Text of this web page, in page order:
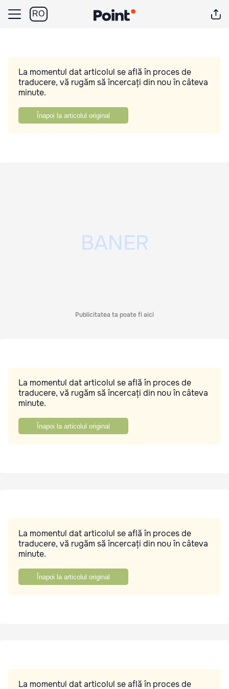
RO
La momentul dat articolul se află în proces de
traducere, vă rugăm să încercați din nou în câteva
minute.
Înapoi la articolul original
Publicitatea ta poate fi aici
La momentul dat articolul se află în proces de
traducere, vă rugăm să încercați din nou în câteva
minute.
Înapoi la articolul original
La momentul dat articolul se află în proces de
traducere, vă rugăm să încercați din nou în câteva
minute.
Înapoi la articolul original
La momentul dat articolul se află în proces de